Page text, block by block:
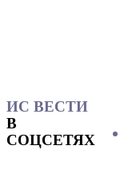
ИС ВЕСТИ
В
СОЦСЕТЯХ